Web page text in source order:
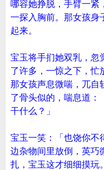
哪容她挣脱，手臂一紧
一探入胸前。那女孩身
起来。
宝玉将手扪她双乳，忽
了许多，一惊之下，忙
那女孩声息微喘，兀自
了骨头似的，喘息道
干什么？」
宝玉一笑：「也饶你不
边杂物间里放倒，英巧
扎，宝玉这才细细摸玩。